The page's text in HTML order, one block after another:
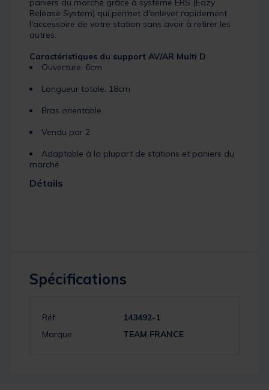
Release System) qui permet d'enlever rapidement
l'accessoire de votre station sans avoir à retirer les
autres.
Caractéristiques du support AV/AR Multi D
Ouverture: 6cm
Longueur totale: 18cm
Bras orientable
Vendu par 2
Adaptable à la plupart de stations et paniers du
marché
Détails
Spécifications
Réf.
143492-1
Marque
TEAM FRANCE